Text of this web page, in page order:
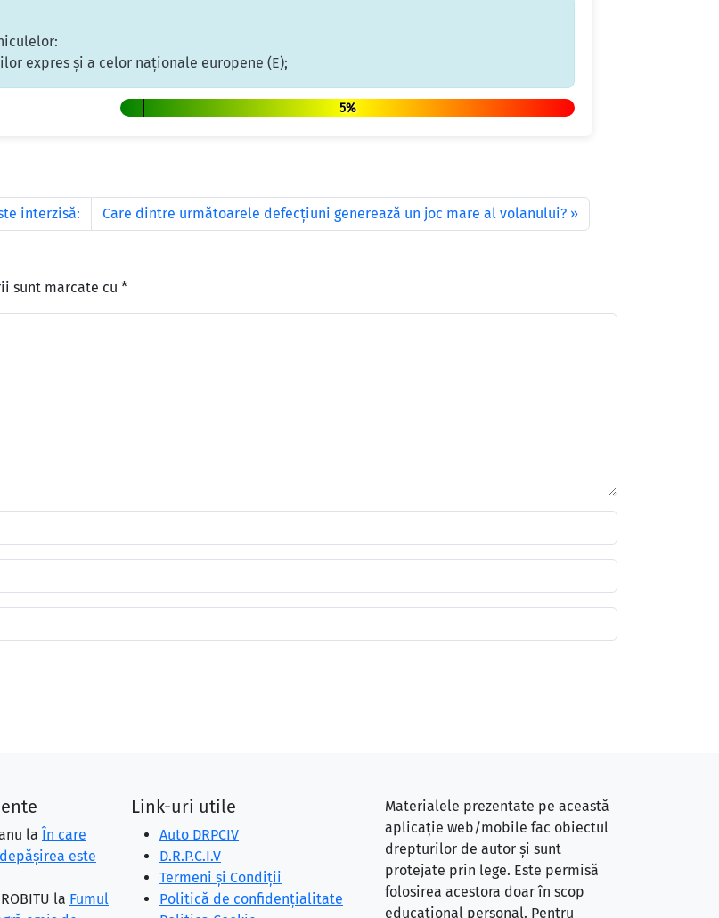
expres şi a celor naţionale europene (E);
5%
interzisă: Care dintre următoarele defecţiuni generează un joc mare al volanului?
sunt marcate cu *
la În care
este
la Fumul
Link-uri utile
Auto DRPCIV
D.R.P.C.I.V
Termeni și Condiții
Politică de confidențialitate
Materialele prezentate pe această
aplicație web/mobile fac obiectul
drepturilor de autor și sunt
protejate prin lege. Este permisă
folosirea acestora doar în scop
educațional personal. Pentru